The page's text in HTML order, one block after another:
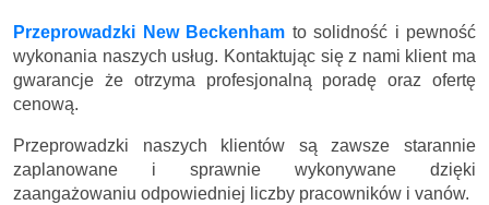
Przeprowadzki New Beckenham to solidność i pewność
wykonania naszych usług. Kontaktując się z nami klient ma
gwarancje że otrzyma profesjonalną poradę oraz ofertę
cenową.
Przeprowadzki naszych klientów są zawsze starannie
zaplanowane i sprawnie wykonywane dzięki
zaangażowaniu odpowiedniej liczby pracowników i vanów.